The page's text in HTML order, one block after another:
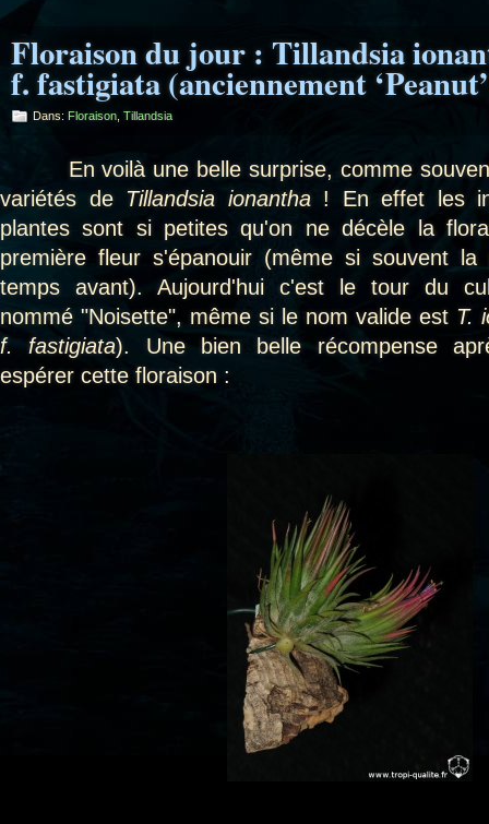
Floraison du jour : Tillandsia
f. fastigiata (anciennement
Dans: Floraison Tillandsia
En voilà une belle surprise, comme
variétés de Tillandsia ionantha ! En effet les
plantes sont si petites qu'on ne décèle la
première fleur s'épanouir (même si souvent
temps avant). Aujourd'hui c'est le tour du
nommé "Noisette", même si le nom valide est T.
f. fastigiata). Une bien belle récompense
espérer cette floraison :